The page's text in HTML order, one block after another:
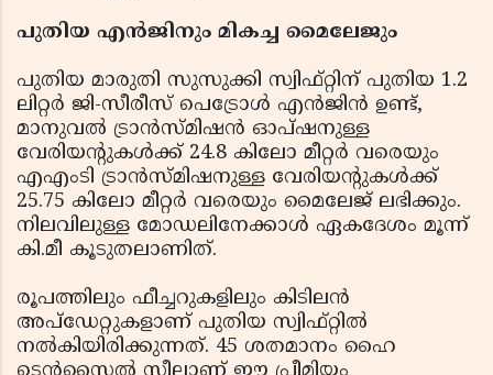
പുതിയ എൻജിനും മികച്ച മൈലേജും
പുതിയ മാരുതി സുസുക്കി സ്വിഫ്റ്റിന് പുതിയ 1.2
ലിറ്റർ ജി-സീരീസ് പെട്രോൾ എൻജിൻ ഉണ്ട്,
മാനുവൽ ട്രാൻസ്മിഷൻ ഓപ്ഷനുള്ള
വേരിയൻ്റുകൾക്ക് 24.8 കിലോ മീറ്റർ വരെയും
എഎംടി ട്രാൻസ്മിഷനുള്ള വേരിയൻ്റുകൾക്ക്
25.75 കിലോ മീറ്റർ വരെയും മൈലേജ് ലഭിക്കും.
നിലവിലുള്ള മോഡലിനേക്കാൾ ഏകദേശം മൂന്ന്
കി.മീ കൂടുതലാണിത്.
രൂപത്തിലും ഫീച്ചറുകളിലും കിടിലൻ
അപ്‌ഡേറ്റുകളാണ് പുതിയ സ്വിഫ്റ്റിൽ
നൽകിയിരിക്കുന്നത്. 45 ശതമാനം ഹൈ